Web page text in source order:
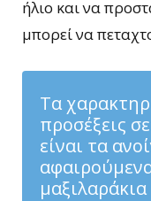
ήλιο και να
μπορεί να
Τα
προσέξεις
είναι τα
μαξιλαράκια